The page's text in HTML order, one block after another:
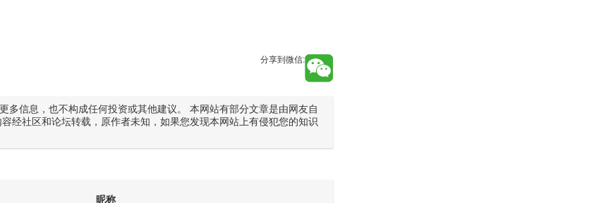
分享到微信:
多信息，也不构成任何投资或其他建议。 本网站有部分文章是由网友自
经社区和论坛转载，原作者未知，如果您发现本网站上有侵犯您的知识
昵称